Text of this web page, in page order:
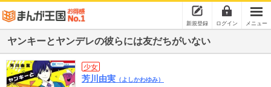
新規登録 ログイン メニュー
ヤンキーとヤンデレの彼らには友だちがいない
少女
芳川由実 （よしかわゆみ）